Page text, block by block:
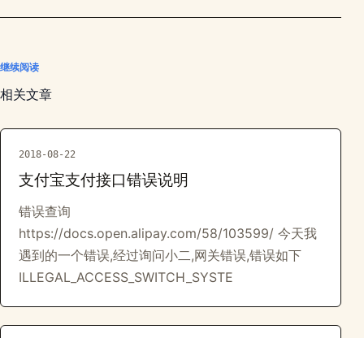
继续阅读
相关文章
2018-08-22
支付宝支付接口错误说明
错误查询
https://docs.open.alipay.com/58/103599/ 今天我
遇到的一个错误,经过询问小二,网关错误,错误如下
ILLEGAL_ACCESS_SWITCH_SYSTE